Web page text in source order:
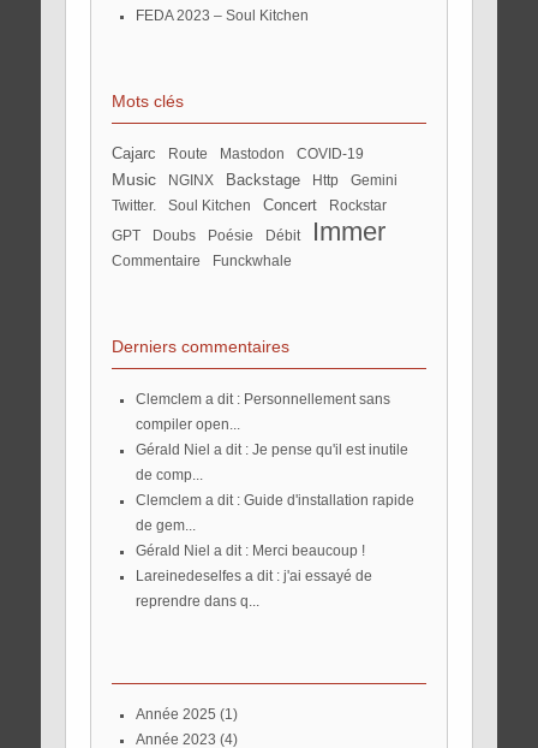
FEDA 2023 – Soul Kitchen
Mots clés
Cajarc Route mastodon COVID-19
Music NGINX Backstage http
Gemini
twitter.
Soul Kitchen concert Rockstar
GPT Doubs poésie débit Immer
commentaire Funckwhale
Derniers commentaires
Clemclem a dit : Personnellement sans
compiler open...
Gérald Niel a dit : Je pense qu'il est inutile
de comp...
Clemclem a dit : Guide d'installation rapide
de gem...
Gérald Niel a dit : Merci beaucoup !
reprendre dans q...
année 2025 (1)
année 2023 (4)